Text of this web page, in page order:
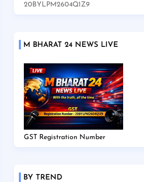
20BYLPM2604Q1Z9
M BHARAT 24 NEWS LIVE
GST Registration Number
BY TREND